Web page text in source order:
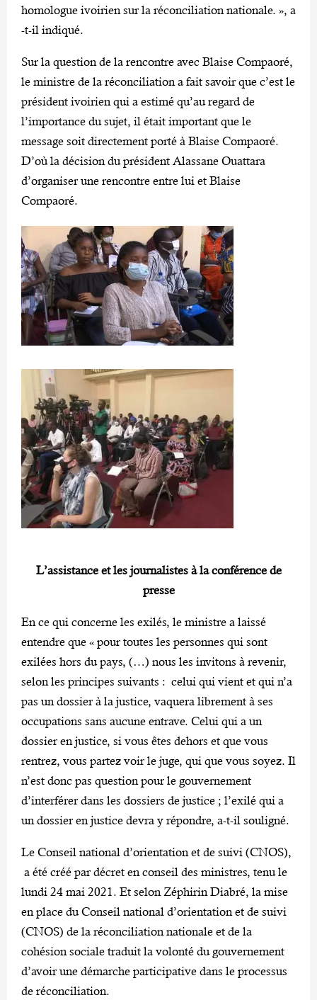
homologue ivoirien sur la réconciliation nationale. », a
-t-il indiqué.
Sur la question de la rencontre avec Blaise Compaoré,
le ministre de la réconciliation a fait savoir que c’est le
président ivoirien qui a estimé qu’au regard de
l’importance du sujet, il était important que le
message soit directement porté à Blaise Compaoré.
D’où la décision du président Alassane Ouattara
d’organiser une rencontre entre lui et Blaise
Compaoré.
L’assistance et les journalistes à la conférence de
presse
En ce qui concerne les exilés, le ministre a laissé
entendre que « pour toutes les personnes qui sont
exilées hors du pays, (…) nous les invitons à revenir,
selon les principes suivants : celui qui vient et qui n’a
pas un dossier à la justice, vaquera librement à ses
occupations sans aucune entrave. Celui qui a un
dossier en justice, si vous êtes dehors et que vous
rentrez, vous partez voir le juge, qui que vous soyez. Il
n’est donc pas question pour le gouvernement
d’interférer dans les dossiers de justice ; l’exilé qui a
un dossier en justice devra y répondre, a-t-il souligné.
Le Conseil national d’orientation et de suivi (CNOS),
a été créé par décret en conseil des ministres, tenu le
lundi 24 mai 2021. Et selon Zéphirin Diabré, la mise
en place du Conseil national d’orientation et de suivi
(CNOS) de la réconciliation nationale et de la
cohésion sociale traduit la volonté du gouvernement
d’avoir une démarche participative dans le processus
de réconciliation.